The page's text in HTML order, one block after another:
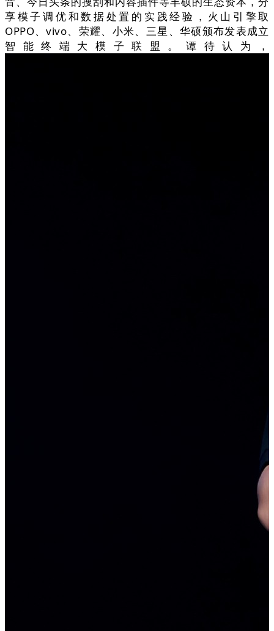
享模子调优和数据处置的实践经验，火山引擎取
OPPO、vivo、荣耀、小米、三星、华硕颁布发表成立
智能终端大模子联盟。谭待认为，